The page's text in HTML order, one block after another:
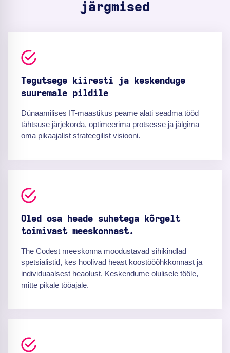
järgmised
Tegutsege kiiresti ja keskenduge
suuremale pildile
Dünaamilises IT-maastikus peame alati seadma tööd
tähtsuse järjekorda, optimeerima protsesse ja jälgima
oma pikaajalist strateegilist visiooni.
Oled osa heade suhetega kõrgelt
toimivast meeskonnast.
The Codest meeskonna moodustavad sihikindlad
spetsialistid, kes hoolivad heast koostööõhkkonnast ja
individuaalsest heaolust. Keskendume olulisele tööle,
mitte pikale tööajale.